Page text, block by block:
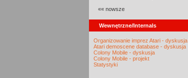
«« nowsze
Wewnętrzne/Internals
Organizowanie imprez Atari - dyskusja
Atari demoscene database - dyskusja
Colony Mobile - dyskusja
Colony Mobile - projekt
Statystyki